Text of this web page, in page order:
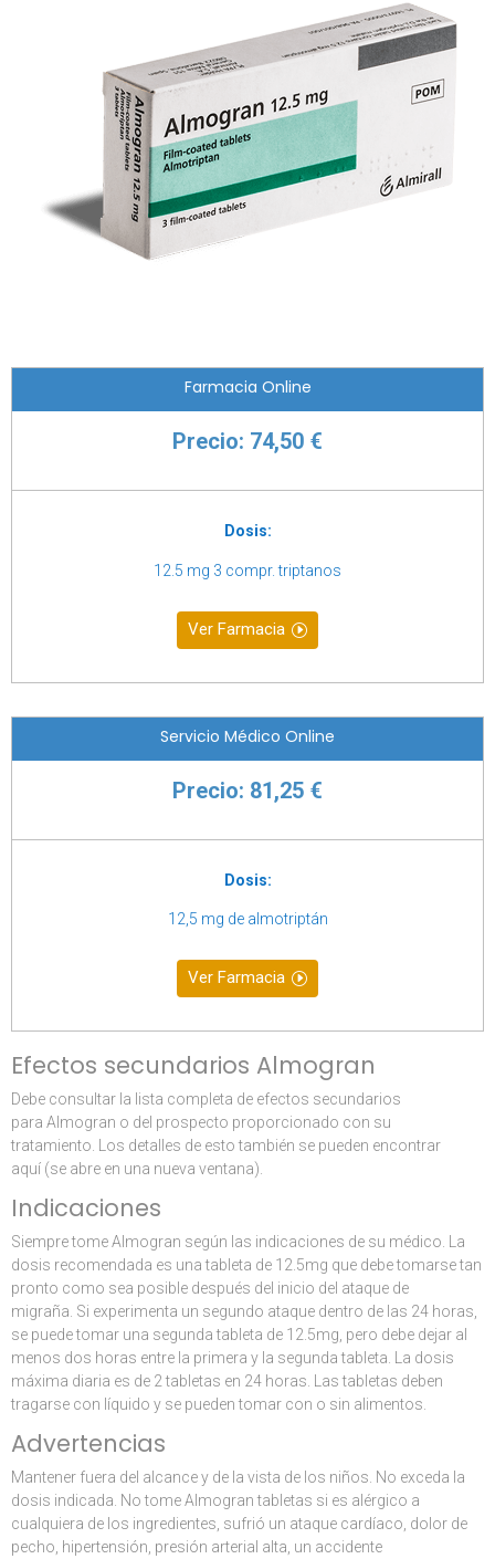
Farmacia Online
Precio: 74,50 €
Dosis:
12.5 mg 3 compr. triptanos
Ver Farmacia
Servicio Médico Online
Precio: 81,25 €
Dosis:
12,5 mg de almotriptán
Ver Farmacia
Efectos secundarios Almogran
Debe consultar la lista completa de efectos secundarios
para Almogran o del prospecto proporcionado con su
tratamiento. Los detalles de esto también se pueden encontrar
aquí (se abre en una nueva ventana).
Indicaciones
Siempre tome Almogran según las indicaciones de su médico. La
dosis recomendada es una tableta de 12.5mg que debe tomarse tan
pronto como sea posible después del inicio del ataque de
migraña. Si experimenta un segundo ataque dentro de las 24 horas,
se puede tomar una segunda tableta de 12.5mg, pero debe dejar al
menos dos horas entre la primera y la segunda tableta. La dosis
máxima diaria es de 2 tabletas en 24 horas. Las tabletas deben
tragarse con líquido y se pueden tomar con o sin alimentos.
Advertencias
Mantener fuera del alcance y de la vista de los niños. No exceda la
dosis indicada. No tome Almogran tabletas si es alérgico a
cualquiera de los ingredientes, sufrió un ataque cardíaco, dolor de
pecho, hipertensión, presión arterial alta, un accidente